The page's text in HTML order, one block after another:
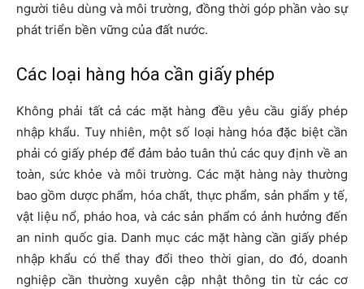
người tiêu dùng và môi trường, đồng thời góp phần vào sự
phát triển bền vững của đất nước.
Các loại hàng hóa cần giấy phép
Không phải tất cả các mặt hàng đều yêu cầu giấy phép
nhập khẩu. Tuy nhiên, một số loại hàng hóa đặc biệt cần
phải có giấy phép để đảm bảo tuân thủ các quy định về an
toàn, sức khỏe và môi trường. Các mặt hàng này thường
bao gồm dược phẩm, hóa chất, thực phẩm, sản phẩm y tế,
vật liệu nổ, pháo hoa, và các sản phẩm có ảnh hưởng đến
an ninh quốc gia. Danh mục các mặt hàng cần giấy phép
nhập khẩu có thể thay đổi theo thời gian, do đó, doanh
nghiệp cần thường xuyên cập nhật thông tin từ các cơ